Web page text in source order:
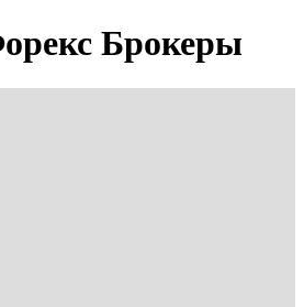
Брокеры